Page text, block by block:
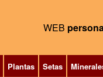
WEB
Plantas Setas